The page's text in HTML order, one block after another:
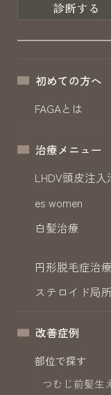
初めての方へ
FAGAとは
治療メニュー
LHDV頭皮注入
es women
白髪治療
円形脱毛症治療
ステロイド局
改善症例
部位で探す
つむじ前髪生